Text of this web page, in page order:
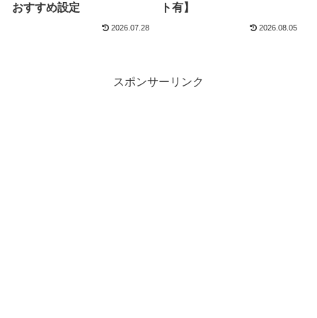
おすすめ設定
2026.07.28
ト有】
2026.08.05
スポンサーリンク